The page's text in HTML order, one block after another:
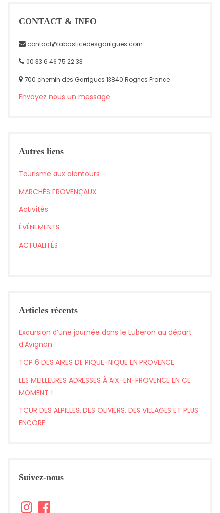
CONTACT & INFO
contact@labastidedesgarrigues.com
00 33 6 46 75 22 33
700 chemin des Garrigues 13840 Rognes France
Envoyez nous un message
Autres liens
Tourisme aux alentours
MARCHÉS PROVENÇAUX
Activités
ÉVÉNEMENTS
ACTUALITÉS
Articles récents
Excursion d’une journée dans le Luberon au départ
d’Avignon !
TOP 6 DES AIRES DE PIQUE-NIQUE EN PROVENCE
LES MEILLEURES ADRESSES À AIX-EN-PROVENCE EN CE
MOMENT !
TOUR DES ALPILLES, DES OLIVIERS, DES VILLAGES ET PLUS
ENCORE
Suivez-nous
InstagramFacebook